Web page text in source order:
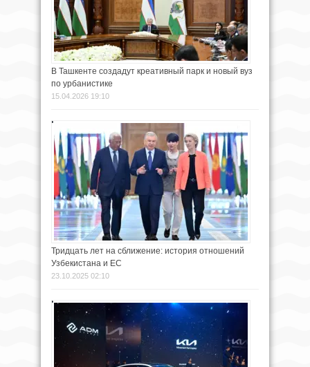
В Ташкенте создадут креативный парк и новый вуз
по урбанистике
15.04.2026 19:10
Тридцать лет на сближение: история отношений
Узбекистана и ЕС
23.10.2025 02:10